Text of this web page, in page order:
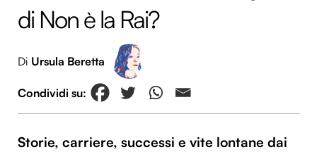
di Non è la Rai?
Di Ursula Beretta
Storie, carriere, successi e vite lontane dai